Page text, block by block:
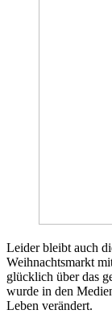
Leider bleibt auch
Weihnachtsmarkt
glücklich über das
wurde in den
Leben verändert.